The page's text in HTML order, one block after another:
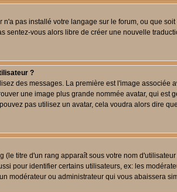
pas installé votre langage sur le forum, ou que
sentez-vous alors libre de créer une nouvelle
?
des messages. La première est l'image
une image plus grande nommée avatar, qui
pas utilisez un avatar, cela voudra alors dire
titre d'un rang apparaît sous votre nom
pour identifier certains utilisateurs, ex: les
modérateur ou administrateur qui vous abaissera